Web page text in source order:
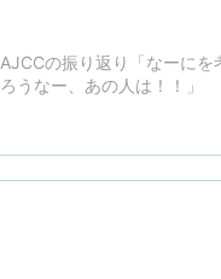
AJCCの振り返り「なーにを
ろうなー、あの人は！！」